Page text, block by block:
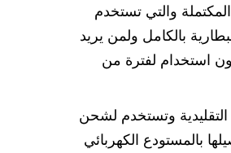
والتي تستخدم
بالكامل ولمن يريد
استخدام لفترة من
التقليدية وتستخدم لشحن
بالمستودع الكهربائي